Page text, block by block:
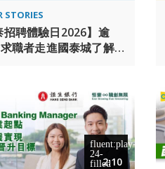
STORIES
招聘體驗日2026】逾
職者走進國泰城了解
2:10